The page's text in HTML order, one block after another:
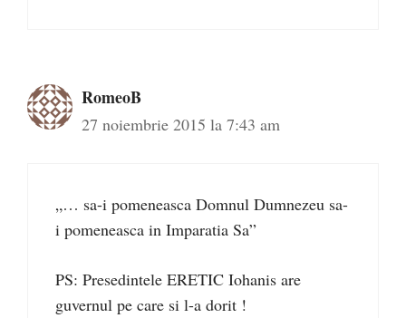
RomeoB
27 noiembrie 2015 la 7:43 am
„… sa-i pomeneasca Domnul Dumnezeu sa-
i pomeneasca in Imparatia Sa”
PS: Presedintele ERETIC Iohanis are
guvernul pe care si l-a dorit !